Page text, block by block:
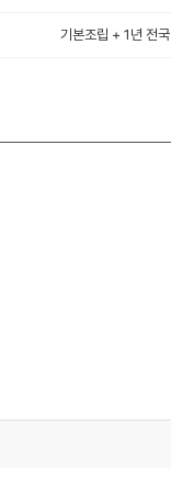
기본조립 + 1년 전